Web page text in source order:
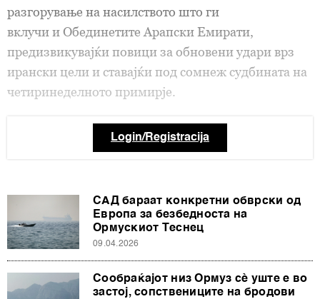
разгорување на насилството што ги
вклучи и Обединетите Арапски Емирати,
предизвикувајќи повици за обновени удари врз
ирански цели и ставајќи под сомнеж судбината на
четиринеделното примирје.
Login/Registracija
САД бараат конкретни обврски од
Европа за безбедноста на
Ормускиот Теснец
09.04.2026
Сообраќајот низ Ормуз сѐ уште е во
застој, сопствениците на бродови